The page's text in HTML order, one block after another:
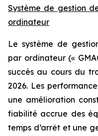
Système de gestion
ordinateur
Le système de
par ordinateur («
succès au cours du
2026. Les
une amélioration
fiabilité accrue des
temps d’arrêt et une